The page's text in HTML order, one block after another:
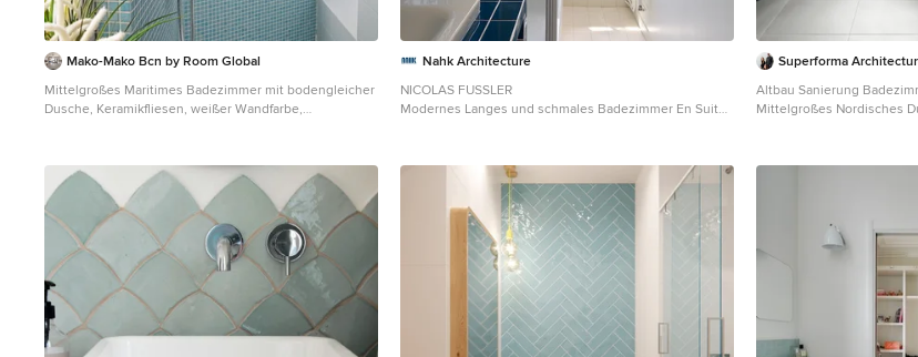
Mako-Mako Bcn by Room Global
Mittelgroßes Maritimes Badezimmer mit bodengleicher
Dusche, Keramikfliesen, weißer Wandfarbe,
Nahk Architecture
NICOLAS FUSSLER
Modernes Langes und schmales Badezimmer En Suite
gefliestem Waschtisch in Paris
Superforma
Altbau Sanierung
Mittelgroßes Nordisches
Keramikfliesen, weißer
Einzelwaschbecken und